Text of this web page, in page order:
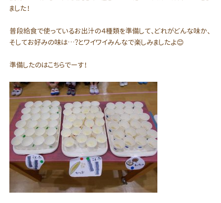
ました！
普段給食で使っているお出汁の４種類を準備して、どれがどんな味か、
そしてお好みの味は…？とワイワイみんなで楽しみましたよ😊
準備したのはこちらでーす！